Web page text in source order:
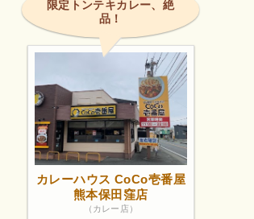
限定トンテキカレー、絶
品！
カレーハウス CoCo壱番屋
熊本保田窪店
（カレー店）